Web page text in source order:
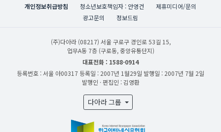
개인정보취급방침
청소년보호책임자 : 안영건
제휴미디어/문의
광고문의
정보드림
(주)다아라 (08217) 서울 구로구 경인로 53길 15,
업무A동 7층 (구로동, 중앙유통단지)
대표전화 : 1588-0914
등록번호 : 서울 아00317 등록일 : 2007년 1월29일 발행일 : 2007년 7월 2일
발행인 · 편집인 : 김영환
다아라 그룹